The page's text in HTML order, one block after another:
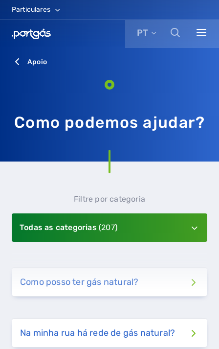
Particulares
PT
Apoio
Como podemos ajudar?
Todas as categorias (207)
Filtre por categoria
Como posso ter gás natural?
Na minha rua há rede de gás natural?